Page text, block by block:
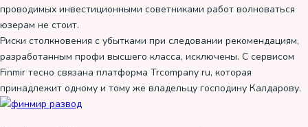
проводимых инвестиционными советниками работ волноваться
юзерам не стоит.
Риски столкновения с убытками при следовании рекомендациям,
разработанным профи высшего класса, исключены. С сервисом
Finmir тесно связана платформа Trcompany ru, которая
принадлежит одному и тому же владельцу господину Калдарову.